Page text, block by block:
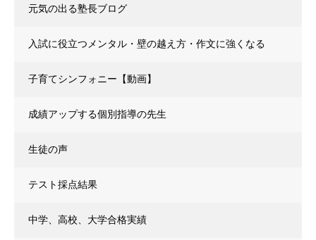
元気の出る塾長ブログ
入試に役立つメンタル・壁の越え方・作文に強くなる
子育てシンフォニー【動画】
成績アップする個別指導の先生
生徒の声
テスト採点結果
中学、高校、大学合格実績